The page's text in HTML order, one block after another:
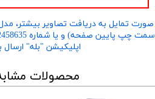
تمایل به دریافت تصاویر بیشتر،
اپلیکیشن "بله" ارسال
محصولات